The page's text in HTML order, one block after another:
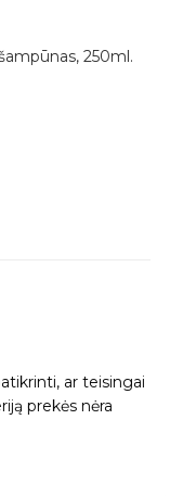
250ml.
ar teisingai
prekės nėra